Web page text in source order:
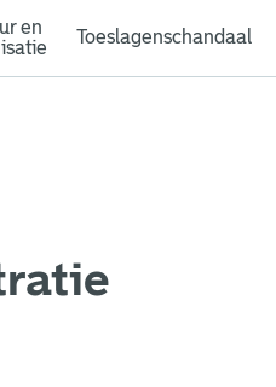
en
Toeslagenschandaal